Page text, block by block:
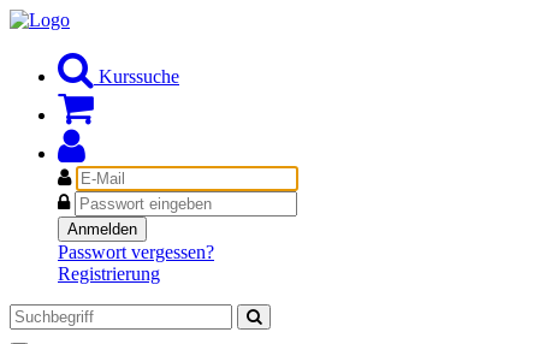
Kurssuche
E-
Mail
Passwort
Anmelden
Passwort vergessen?
Registrierung